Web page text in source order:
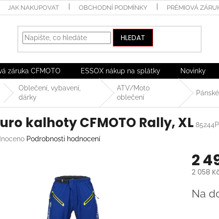
JAK NAKUPOVAT OBCHODNÍ PODMÍNKY PRÉMIOVÁ
HLEDAT
záruka CFMOTO ESSOX nákup na splátky Novinky
Oblečení, vybavení,
dárky
ATV/Moto
oblečení
Pánské
kalhoty CFMOTO Rally, XL
Podrobnosti hodnocení
2
2 058
cena:
Na